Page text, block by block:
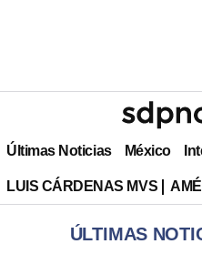
Últimas Noticias México
LUIS CÁRDENAS MVS
ÚLTIMAS